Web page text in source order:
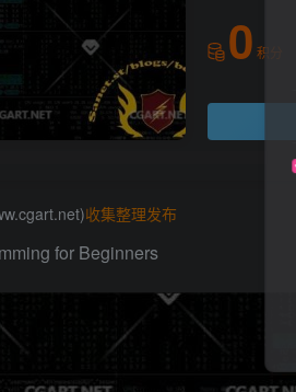
0 积分
收集整理发布
for Beginners